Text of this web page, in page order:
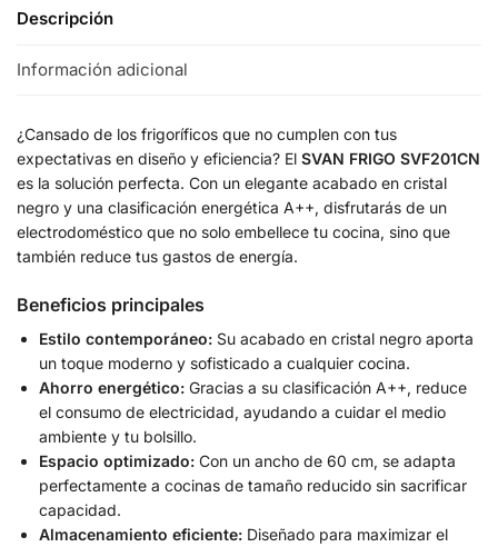
Descripción
Información adicional
¿Cansado de los frigoríficos que no cumplen con tus
expectativas en diseño y eficiencia? El SVAN FRIGO SVF201CN
es la solución perfecta. Con un elegante acabado en cristal
negro y una clasificación energética A++, disfrutarás de un
electrodoméstico que no solo embellece tu cocina, sino que
también reduce tus gastos de energía.
Beneficios principales
Estilo contemporáneo: Su acabado en cristal negro aporta
un toque moderno y sofisticado a cualquier cocina.
Ahorro energético: Gracias a su clasificación A++, reduce
el consumo de electricidad, ayudando a cuidar el medio
ambiente y tu bolsillo.
Espacio optimizado: Con un ancho de 60 cm, se adapta
perfectamente a cocinas de tamaño reducido sin sacrificar
capacidad.
Almacenamiento eficiente: Diseñado para maximizar el